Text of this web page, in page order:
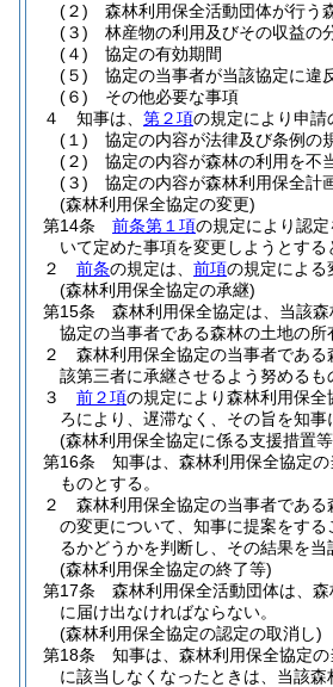
(２)
森林利用保全活動団体が行う
(３)
林産物の利用及びその収益の
(４)
協定の有効期間
(５)
協定の当事者が当該協定に違
(６)
その他必要な事項
４
知事は、 第２項の規定により申請
(１)
協定の内容が法律及び条例の
(２)
協定の内容が森林の利用を不
(３)
協定の内容が森林利用保全計
(森林利用保全協定の変更)
第14条
前条第１項の規定により認
いて定めた事項を変更しようとす
２
前条の規定は、 前項の規定による
(森林利用保全協定の承継)
第15条
森林利用保全協定は、当該
協定の当事者である森林の土地の
２
森林利用保全協定の当事者であ
該第三者に承継させるよう努めるも
３
前２項の規定により森林利用保
ろにより、遅滞なく、その旨を知事
(森林利用保全協定に係る支援措置
第16条
知事は、森林利用保全協定
ものとする。
２
森林利用保全協定の当事者であ
の変更について、知事に提案をする
るかどうかを判断し、その結果を
(森林利用保全協定の終了等)
第17条
森林利用保全活動団体は、
に届け出なければならない。
(森林利用保全協定の認定の取消し)
第18条
知事は、森林利用保全協定
に該当しなくなったときは、当該森